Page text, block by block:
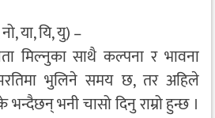
या, यि, यु) –
मिल्नुका साथै कल्पना र भावना
भुलिने समय छ, तर अहिले
भनी चासो दिनु राम्रो हुन्छ ।